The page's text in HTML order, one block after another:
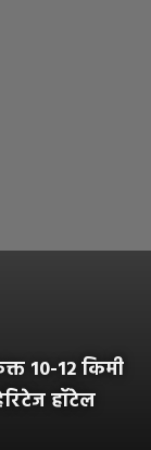
10-12 किमी
हॉटेल